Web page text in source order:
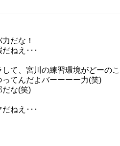
だな！
ねえ･･･
て、宮川の練習環境がどーの
てんだよバーーーー力(笑)
だな(笑)
ねえ･･･